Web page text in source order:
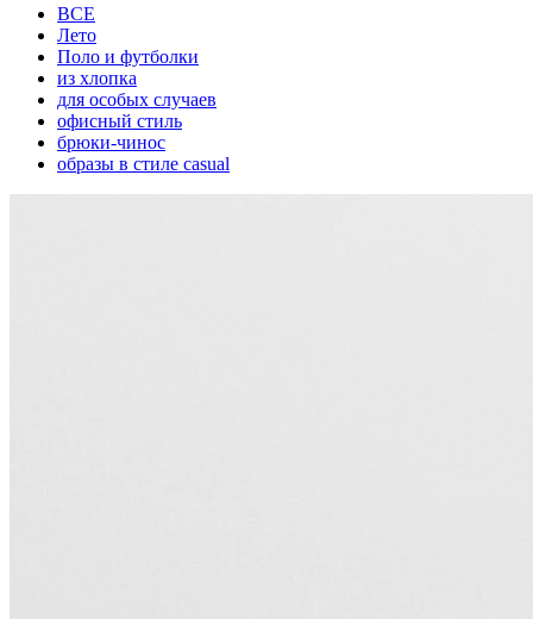
ВСЕ
Лето
Поло и футболки
из хлопка
для особых случаев
офисный стиль
брюки-чинос
образы в стиле casual